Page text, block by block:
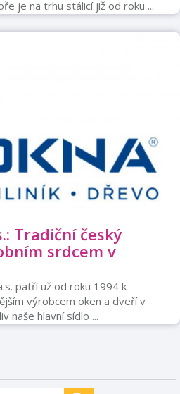
je na trhu stálicí již od roku ...
Tradiční český
srdcem v
patří už od roku 1994 k
výrobcem oken a dveří v
naše hlavní sídlo ...